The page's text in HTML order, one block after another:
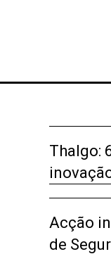
Thalgo:
Acção
de